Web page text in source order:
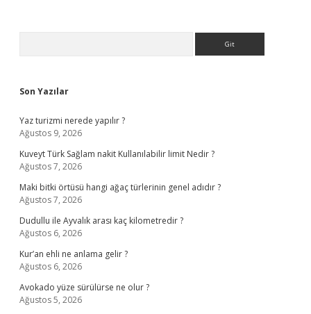
Son Yazılar
Yaz turizmi nerede yapılır ?
Ağustos 9, 2026
Kuveyt Türk Sağlam nakit Kullanılabilir limit Nedir ?
Ağustos 7, 2026
Maki bitki örtüsü hangi ağaç türlerinin genel adıdır ?
Ağustos 7, 2026
Dudullu ile Ayvalık arası kaç kilometredir ?
Ağustos 6, 2026
Kur’an ehli ne anlama gelir ?
Ağustos 6, 2026
Avokado yüze sürülürse ne olur ?
Ağustos 5, 2026